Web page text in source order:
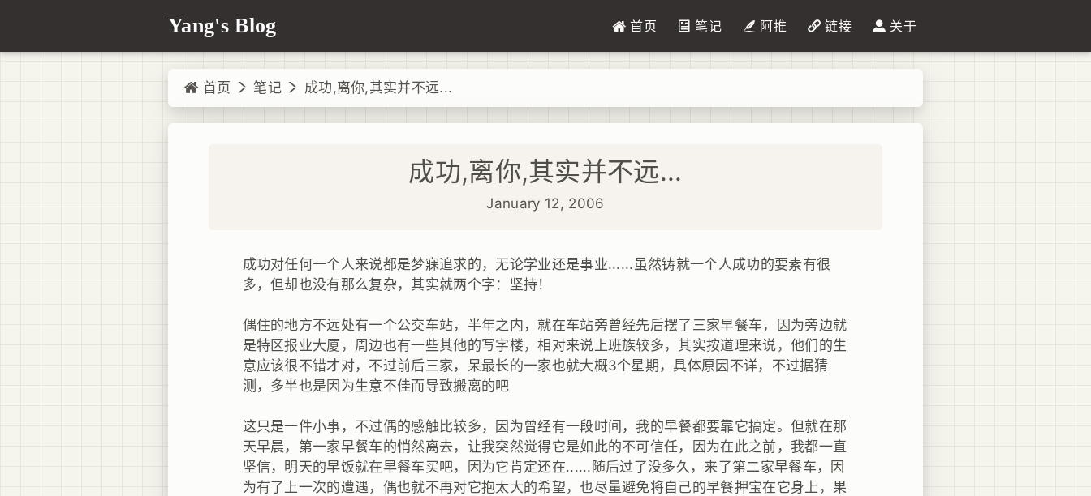
Yang's Blog 首页 笔记 阿推 链接 关于
首页 笔记 成功,离你,其实并不远...
成功,离你,其实并不远...
January 12, 2006
成功对任何一个人来说都是梦寐追求的，无论学业还是事业......虽然铸就一个人成功的要素有很
多，但却也没有那么复杂，其实就两个字：坚持！
偶住的地方不远处有一个公交车站，半年之内，就在车站旁曾经先后摆了三家早餐车，因为旁边就
是特区报业大厦，周边也有一些其他的写字楼，相对来说上班族较多，其实按道理来说，他们的生
意应该很不错才对，不过前后三家，呆最长的一家也就大概3个星期，具体原因不详，不过据猜
测，多半也是因为生意不佳而导致搬离的吧
这只是一件小事，不过偶的感触比较多，因为曾经有一段时间，我的早餐都要靠它搞定。但就在那
天早晨，第一家早餐车的悄然离去，让我突然觉得它是如此的不可信任，因为在此之前，我都一直
坚信，明天的早饭就在早餐车买吧，因为它肯定还在......随后过了没多久，来了第二家早餐车，因
为有了上一次的遭遇，偶也就不再对它抱太大的希望，也尽量避免将自己的早餐押宝在它身上，果